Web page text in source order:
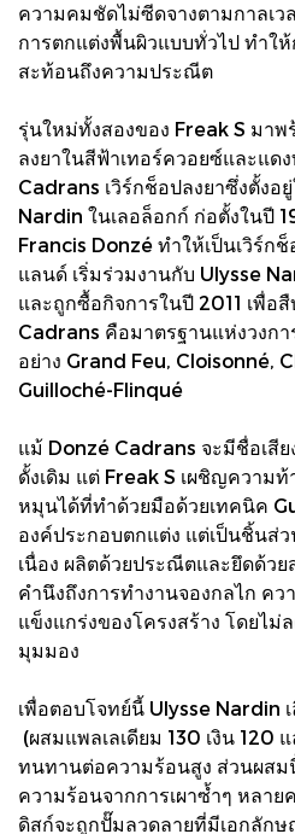
ความคมชัดไม่ซีดจางตามกาลเว
การตกแต่งพื้นผิวแบบทั่วไป ทำใ
สะท้อนถึงความประณีต
รุ่นใหม่ทั้งสองของ Freak S มา
ลงยาในสีฟ้าเทอร์ควอยซ์และแด
Cadrans เวิร์กช็อปลงยาซึ่งตั้งอ
Nardin ในเลอล็อกก์ ก่อตั้งในปี
Francis Donzé ทำให้เป็นเวิร์ก
แลนด์ เริ่มร่วมงานกับ Ulysse
และถูกซื้อกิจการในปี 2011 เพื่
Cadrans คือมาตรฐานแห่งวงก
อย่าง Grand Feu, Cloisonné,
Guilloché-Flinqué
แม้ Donzé Cadrans จะมีชื่อเสี
ดั้งเดิม แต่ Freak S เผชิญความ
หมุนได้ที่ทำด้วยมือด้วยเทคนิค
องค์ประกอบตกแต่ง แต่เป็นชิ้นส่
เนื่อง ผลิตด้วยประณีตและยึดด้ว
คำนึงถึงการทำงานจองกลไก ค
แข็งแกร่งของโครงสร้าง โดยไ
มุมมอง
เพื่อตอบโจทย์นี้ Ulysse Nardin
(ผสมแพลเลเดียม 130 เงิน 120
ทนทานต่อความร้อนสูง ส่วนผส
ความร้อนจากการเผาซ้ำๆ หลาย
ดิสก์จะถูกปั๊มลวดลายที่มีเอกลักษ